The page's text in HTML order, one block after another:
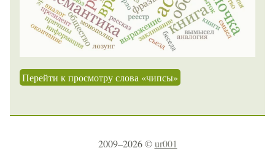
Перейти к просмотру слова «чипсы»
2009–2026 ©ur001